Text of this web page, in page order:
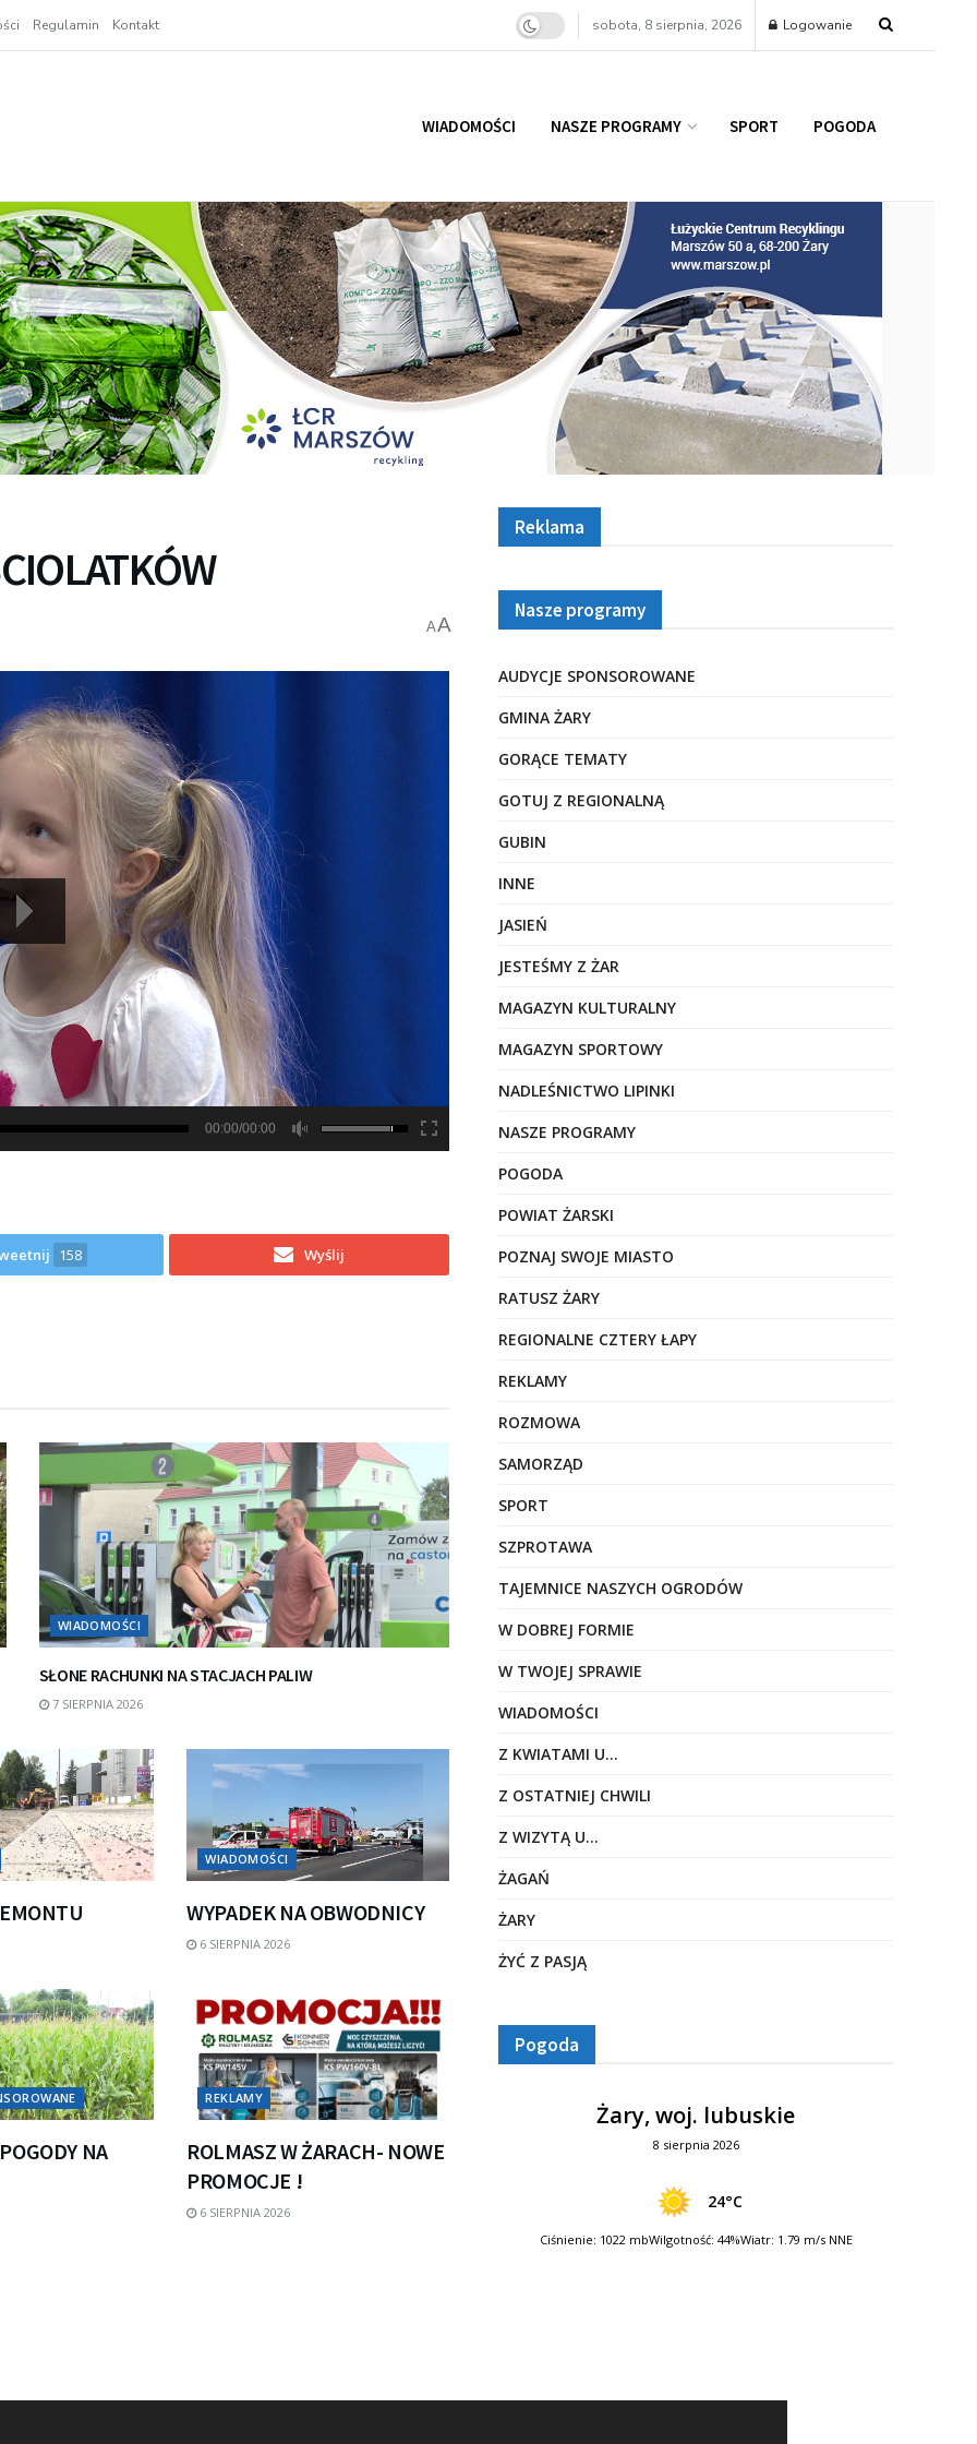
Regulamin Kontakt sobota, 8 sierpnia, 2026 Logowanie
WIADOMOŚCI NASZE PROGRAMY SPORT POGODA
AA
00:00/00:00
158 Wyślij
WIADOMOŚCI
SŁONE RACHUNKI NA STACJACH PALIW
7 SIERPNIA 2026
WIADOMOŚCI
WYPADEK NA OBWODNICY
6 SIERPNIA 2026
NA
REKLAMY
ROLMASZ W ŻARACH- NOWE
PROMOCJE !
6 SIERPNIA 2026
Reklama
Nasze programy
AUDYCJE SPONSOROWANE
GMINA ŻARY
GORĄCE TEMATY
GOTUJ Z REGIONALNĄ
GUBIN
INNE
JASIEŃ
JESTEŚMY Z ŻAR
MAGAZYN KULTURALNY
MAGAZYN SPORTOWY
NADLEŚNICTWO LIPINKI
NASZE PROGRAMY
POGODA
POWIAT ŻARSKI
POZNAJ SWOJE MIASTO
RATUSZ ŻARY
REGIONALNE CZTERY ŁAPY
REKLAMY
ROZMOWA
SAMORZĄD
SPORT
SZPROTAWA
TAJEMNICE NASZYCH OGRODÓW
W DOBREJ FORMIE
W TWOJEJ SPRAWIE
WIADOMOŚCI
Z KWIATAMI U…
Z OSTATNIEJ CHWILI
Z WIZYTĄ U…
ŻAGAŃ
ŻARY
ŻYĆ Z PASJĄ
Pogoda
Żary, woj. lubuskie
8 sierpnia 2026
24°C
Ciśnienie: 1022 mbWilgotność: 44%Wiatr: 1.79 m/s NNE